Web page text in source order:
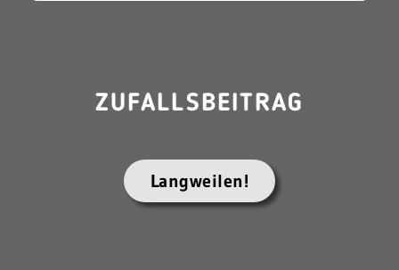
ZUFALLSBEITRAG
Langweilen!